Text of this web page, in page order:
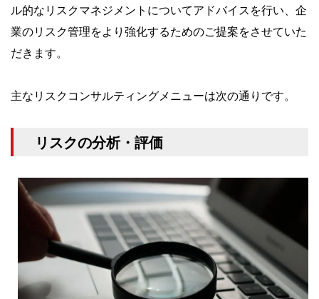
ル的なリスクマネジメントについてアドバイスを行い、企
業のリスク管理をより強化するためのご提案をさせていた
だきます。
主なリスクコンサルティングメニューは次の通りです。
リスクの分析・評価